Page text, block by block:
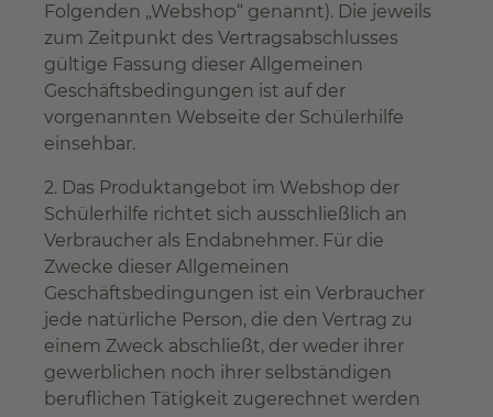
Folgenden „Webshop“ genannt). Die jeweils
zum Zeitpunkt des Vertragsabschlusses
gültige Fassung dieser Allgemeinen
Geschäftsbedingungen ist auf der
vorgenannten Webseite der Schülerhilfe
einsehbar.
2. Das Produktangebot im Webshop der
Schülerhilfe richtet sich ausschließlich an
Verbraucher als Endabnehmer. Für die
Zwecke dieser Allgemeinen
Geschäftsbedingungen ist ein Verbraucher
jede natürliche Person, die den Vertrag zu
einem Zweck abschließt, der weder ihrer
gewerblichen noch ihrer selbständigen
beruflichen Tätigkeit zugerechnet werden